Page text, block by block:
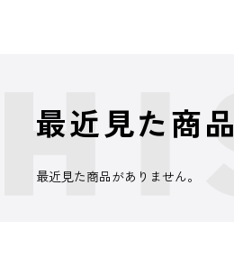
最近見た商品
最近見た商品がありません。